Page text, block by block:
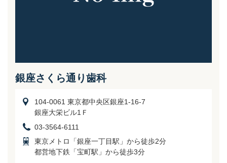
銀座さくら通り歯科
104-0061 東京都中央区銀座1-16-7
銀座大栄ビル1Ｆ
03-3564-6111
東京メトロ「銀座一丁目駅」から徒歩2分
都営地下鉄「宝町駅」から徒歩3分